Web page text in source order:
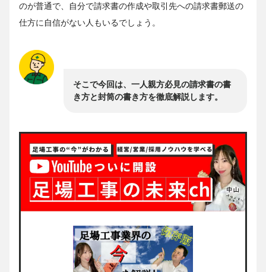
のが普通で、自分で請求書の作成や取引先への請求書郵送の
仕方に自信がない人もいるでしょう。
そこで今回は、一人親方必見の請求書の書
き方と封筒の書き方を徹底解説します。